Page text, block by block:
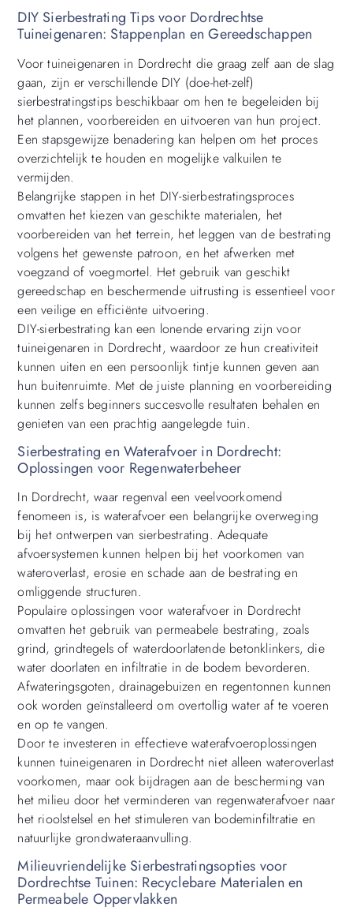
DIY Sierbestrating Tips voor Dordrechtse
Tuineigenaren: Stappenplan en Gereedschappen
Voor tuineigenaren in Dordrecht die graag zelf aan de slag
gaan, zijn er verschillende DIY (doe-het-zelf)
sierbestratingstips beschikbaar om hen te begeleiden bij
het plannen, voorbereiden en uitvoeren van hun project.
Een stapsgewijze benadering kan helpen om het proces
overzichtelijk te houden en mogelijke valkuilen te
vermijden.
Belangrijke stappen in het DIY-sierbestratingsproces
omvatten het kiezen van geschikte materialen, het
voorbereiden van het terrein, het leggen van de bestrating
volgens het gewenste patroon, en het afwerken met
voegzand of voegmortel. Het gebruik van geschikt
gereedschap en beschermende uitrusting is essentieel voor
een veilige en efficiënte uitvoering.
DIY-sierbestrating kan een lonende ervaring zijn voor
tuineigenaren in Dordrecht, waardoor ze hun creativiteit
kunnen uiten en een persoonlijk tintje kunnen geven aan
hun buitenruimte. Met de juiste planning en voorbereiding
kunnen zelfs beginners succesvolle resultaten behalen en
genieten van een prachtig aangelegde tuin.
Sierbestrating en Waterafvoer in Dordrecht:
Oplossingen voor Regenwaterbeheer
In Dordrecht, waar regenval een veelvoorkomend
fenomeen is, is waterafvoer een belangrijke overweging
bij het ontwerpen van sierbestrating. Adequate
afvoersystemen kunnen helpen bij het voorkomen van
wateroverlast, erosie en schade aan de bestrating en
omliggende structuren.
Populaire oplossingen voor waterafvoer in Dordrecht
omvatten het gebruik van permeabele bestrating, zoals
grind, grindtegels of waterdoorlatende betonklinkers, die
water doorlaten en infiltratie in de bodem bevorderen.
Afwateringsgoten, drainagebuizen en regentonnen kunnen
ook worden geïnstalleerd om overtollig water af te voeren
en op te vangen.
Door te investeren in effectieve waterafvoeroplossingen
kunnen tuineigenaren in Dordrecht niet alleen wateroverlast
voorkomen, maar ook bijdragen aan de bescherming van
het milieu door het verminderen van regenwaterafvoer naar
het rioolstelsel en het stimuleren van bodeminfiltratie en
natuurlijke grondwateraanvulling.
Milieuvriendelijke Sierbestratingsopties voor
Dordrechtse Tuinen: Recyclebare Materialen en
Permeabele Oppervlakken